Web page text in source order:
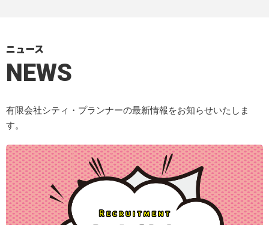
ニュース
NEWS
有限会社シティ・プランナーの最新情報をお知らせいたしま
す。